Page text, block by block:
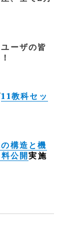
ーザの皆
！
11教科セッ
構造と機
公開実施